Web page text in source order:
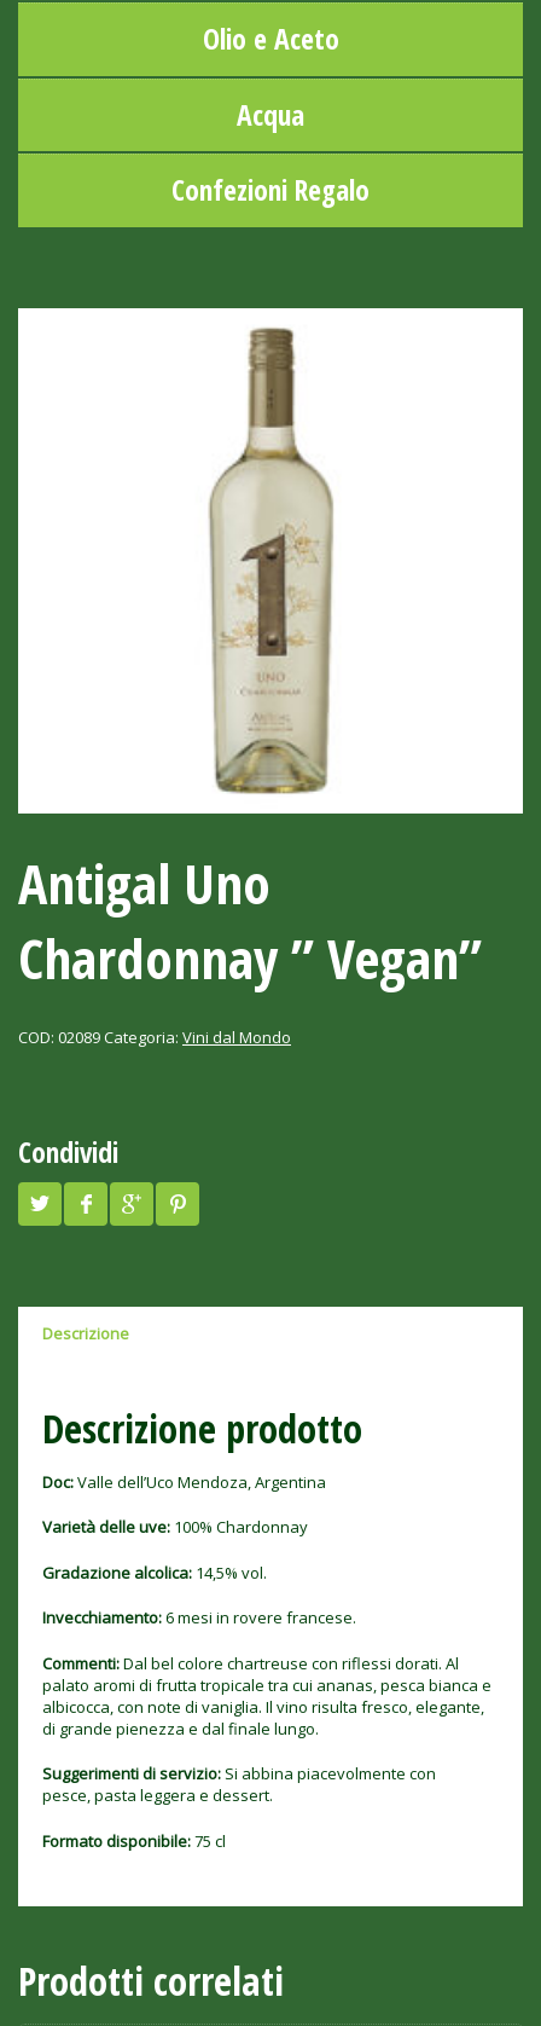
Olio e Aceto
Acqua
Confezioni Regalo
Antigal Uno
Chardonnay ” Vegan”
COD: 02089Categoria: Vini dal Mondo
Condividi
Descrizione
Descrizione prodotto
Doc:Valle dell’Uco Mendoza, Argentina
Varietà delle uve: 100% Chardonnay
Gradazione alcolica: 14,5% vol.
Invecchiamento:6 mesi in rovere francese.
Commenti:Dal bel colore chartreuse con riflessi dorati. Al
palato aromi di frutta tropicale tra cui ananas, pesca bianca e
albicocca, con note di vaniglia. Il vino risulta fresco, elegante,
di grande pienezza e dal finale lungo.
Suggerimenti di servizio: Si abbina piacevolmente con
pesce, pasta leggera e dessert.
Formato disponibile:75 cl
Prodotti correlati